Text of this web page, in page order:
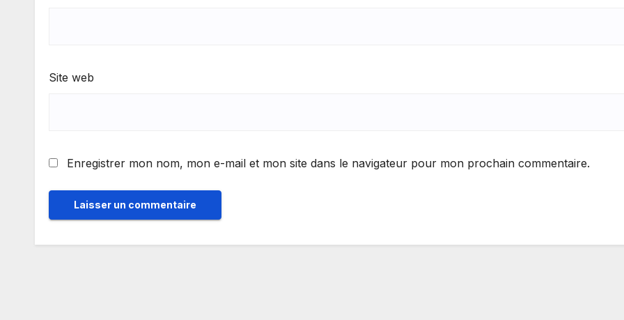
Site web
Enregistrer mon nom, mon e-mail et mon site dans le navigateur pour mon prochain commentaire.